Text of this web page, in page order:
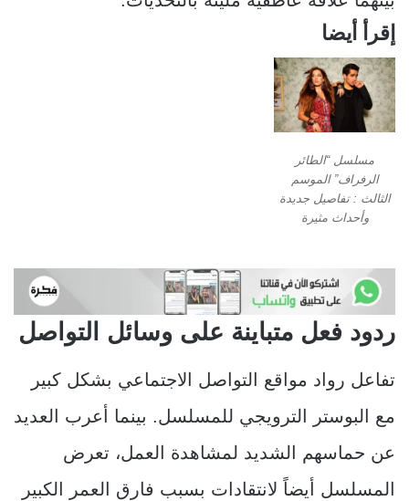
إقرأ أيضا
مسلسل “الطائر
الرفراف” الموسم
الثالث : تفاصيل جديدة
وأحداث مثيرة
ردود فعل متباينة على وسائل التواصل
تفاعل رواد مواقع التواصل الاجتماعي بشكل كبير
مع البوستر الترويجي للمسلسل. بينما أعرب العديد
عن حماسهم الشديد لمشاهدة العمل، تعرض
المسلسل أيضاً لانتقادات بسبب فارق العمر الكبير